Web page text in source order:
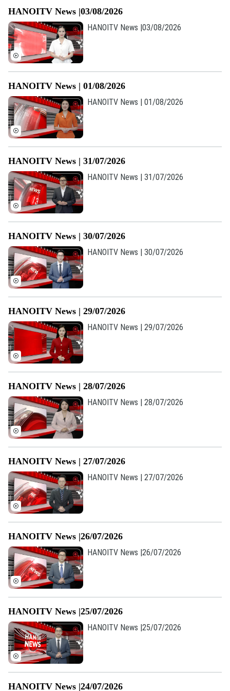
Theo dõi Hà Nội On
Golf
Sao
Điện ảnh
Thời trang
Âm nhạc
Liên hệ đường dây nóng (bấm để gọi)
Tòa soạn
0865.116.699 (hotline)
HANOITV News |03/08/2026
HANOITV News |03/08/2026
HANOITV News | 01/08/2026
HANOITV News | 01/08/2026
HANOITV News | 31/07/2026
HANOITV News | 31/07/2026
HANOITV News | 30/07/2026
HANOITV News | 30/07/2026
HANOITV News | 29/07/2026
HANOITV News | 29/07/2026
HANOITV News | 28/07/2026
HANOITV News | 28/07/2026
HANOITV News | 27/07/2026
HANOITV News | 27/07/2026
HANOITV News |26/07/2026
HANOITV News |26/07/2026
HANOITV News |25/07/2026
HANOITV News |25/07/2026
HANOITV News |24/07/2026